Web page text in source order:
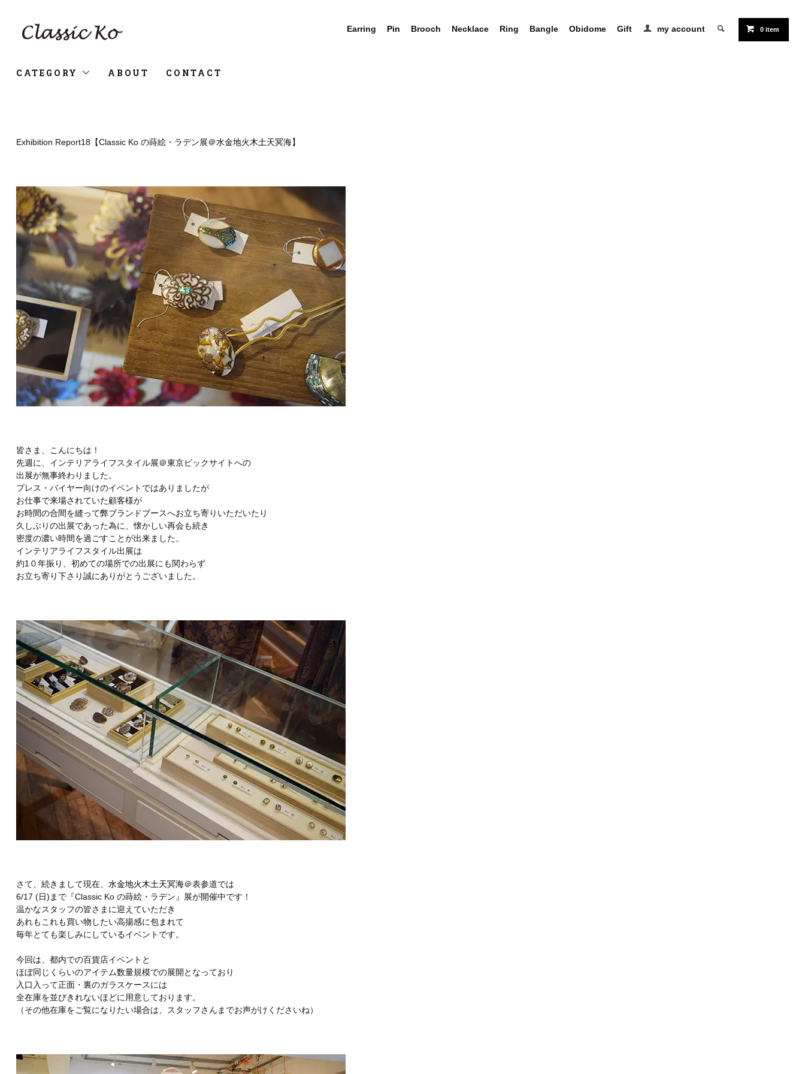
Earring Pin Brooch Necklace Ring Bangle Obidome Gift my account 0 item
CATEGORY ABOUT CONTACT
Exhibition Report18【Classic Ko の蒔絵・ラデン展＠水金地火木土天冥海】
皆さま、こんにちは！
先週に、インテリアライフスタイル展＠東京ビックサイトへの
出展が無事終わりました。
プレス・バイヤー向けのイベントではありましたが
お仕事で来場されていた顧客様が
お時間の合間を縫って弊ブランドブースへお立ち寄りいただいたり
久しぶりの出展であった為に、懐かしい再会も続き
密度の濃い時間を過ごすことが出来ました。
インテリアライフスタイル出展は
約1０年振り、初めての場所での出展にも関わらず
お立ち寄り下さり誠にありがとうございました。
さて、続きまして現在、 水金地火木土天冥海＠表参道では
6/17 (日)まで『Classic Ko の蒔絵・ラデン』展が開催中です！
温かなスタッフの皆さまに迎えていただき
あれもこれも買い物したい高揚感に包まれて
毎年とても楽しみにしているイベントです。
今回は、都内での百貨店イベントと
ほぼ同じくらいのアイテム数量規模での展開となっており
入口入って正面・裏のガラスケースには
全在庫を並びきれないほどに用意しております。
（その他在庫をご覧になりたい場合は、スタッフさんまでお声がけくださいね）